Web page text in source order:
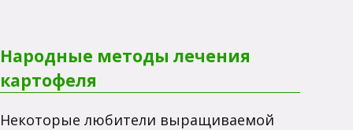
Народные методы лечения
картофеля
Некоторые любители выращиваемой